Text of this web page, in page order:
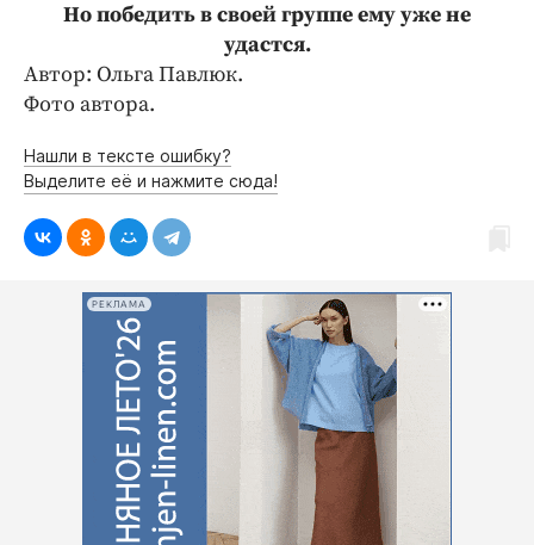
Но победить в своей группе ему уже не
удастся.
Автор: Ольга Павлюк.
Фото автора.
Нашли в тексте ошибку?
Выделите её и нажмите сюда!
РЕКЛАМА